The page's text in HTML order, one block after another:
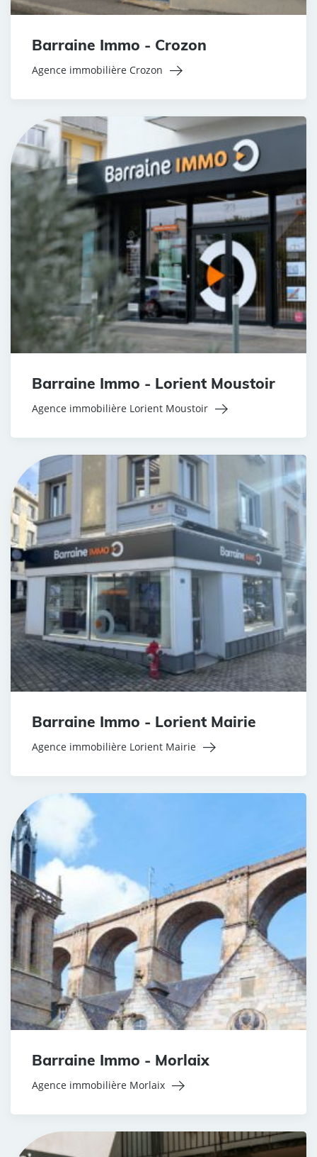
Barraine Immo - Crozon
Agence immobilière Crozon
Barraine Immo - Lorient Moustoir
Agence immobilière Lorient Moustoir
Barraine Immo - Lorient Mairie
Agence immobilière Lorient Mairie
Barraine Immo - Morlaix
Agence immobilière Morlaix